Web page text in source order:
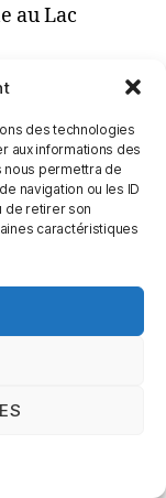
des technologies
aux informations des
nous permettra de
navigation ou les ID
de retirer son
caractéristiques
à 360°
c’était